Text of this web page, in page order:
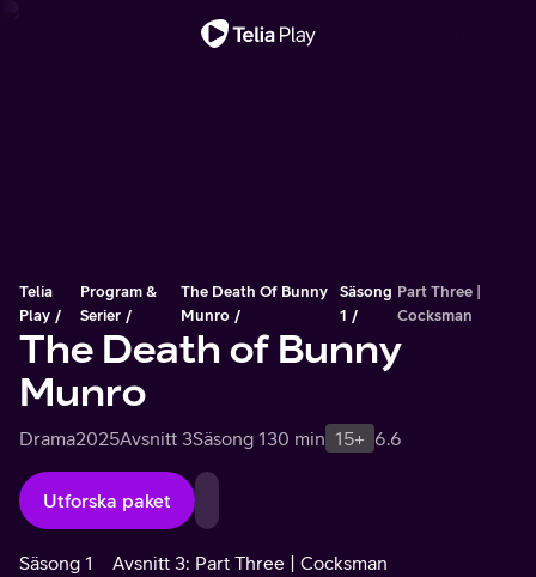
Telia
Play
Program &
Serier
The Death Of Bunny
Munro
Säsong
1
Part Three |
Cocksman
The Death of Bunny
Munro
Drama2025Avsnitt 3Säsong 130 min 15+ 6.6
Utforska paket
Säsong 1 Avsnitt 3: Part Three | Cocksman